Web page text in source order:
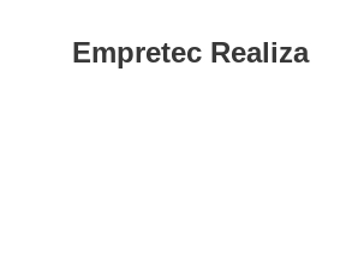
Empretec Realiza